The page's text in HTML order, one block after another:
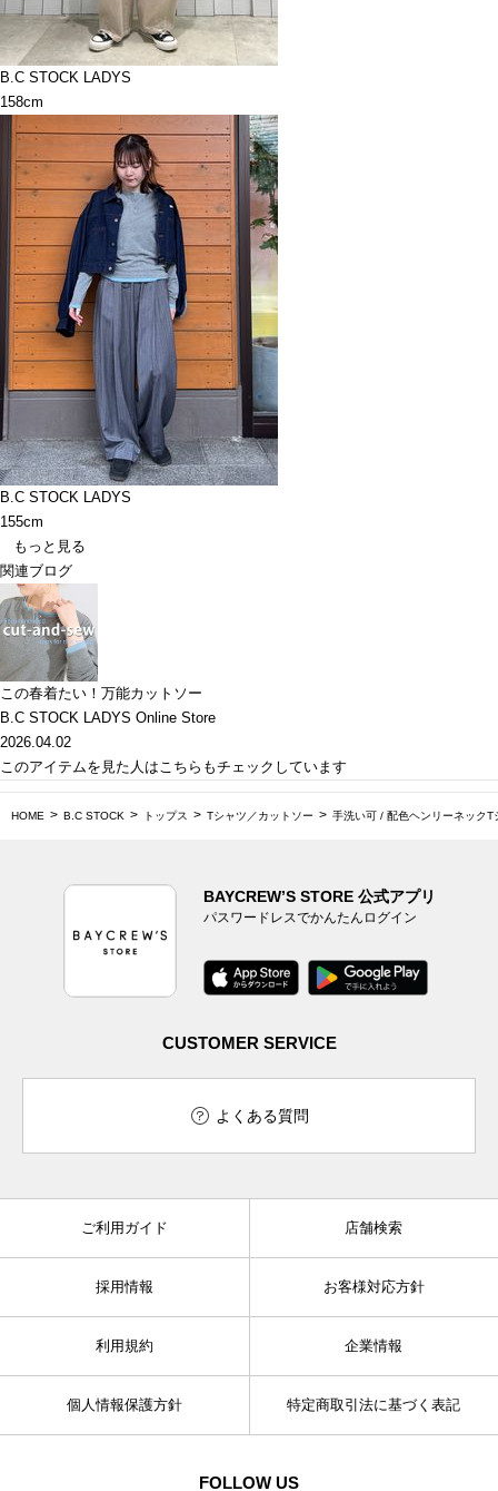
B.C STOCK LADYS
158cm
B.C STOCK LADYS
155cm
もっと見る
関連ブログ
この春着たい！万能カットソー
B.C STOCK LADYS Online Store
2026.04.02
このアイテムを見た人はこちらもチェックしています
HOME B.C STOCK トップス Tシャツ／カットソー 手洗い可 / 配色ヘンリーネックT
BAYCREW’S STORE 公式アプリ
パスワードレスでかんたんログイン
CUSTOMER SERVICE
よくある質問
ご利用ガイド 店舗検索
採用情報 お客様対応方針
利用規約 企業情報
個人情報保護方針 特定商取引法に基づく表記
FOLLOW US